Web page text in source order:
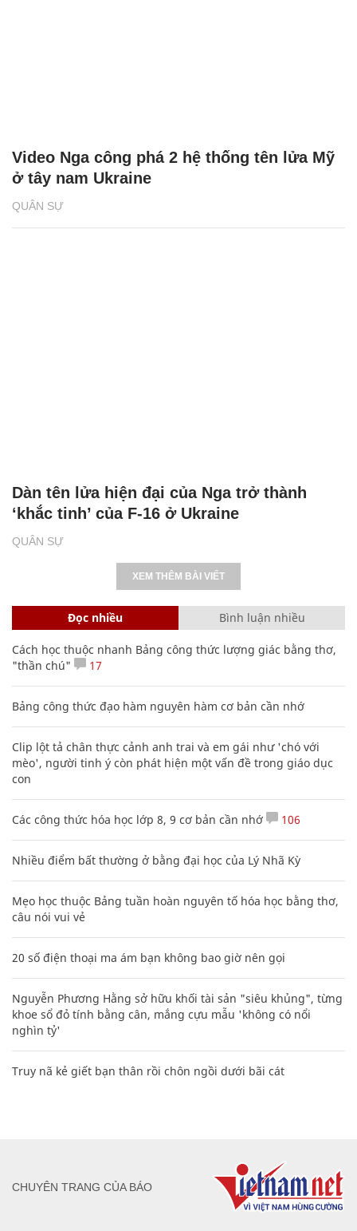
QUÂN SỰ
Video Nga công phá 2 hệ thống tên lửa Mỹ
ở tây nam Ukraine
QUÂN SỰ
Dàn tên lửa hiện đại của Nga trở thành
‘khắc tinh’ của F-16 ở Ukraine
XEM THÊM BÀI VIẾT
Đọc nhiều Bình luận nhiều
Cách học thuộc nhanh Bảng công thức lượng giác bằng thơ,
"thần chú"
17
Bảng công thức đạo hàm nguyên hàm cơ bản cần nhớ
Clip lột tả chân thực cảnh anh trai và em gái như 'chó với
mèo', người tinh ý còn phát hiện một vấn đề trong giáo dục
con
Các công thức hóa học lớp 8, 9 cơ bản cần nhớ 106
Nhiều điểm bất thường ở bằng đại học của Lý Nhã Kỳ
Mẹo học thuộc Bảng tuần hoàn nguyên tố hóa học bằng thơ,
câu nói vui vẻ
20 số điện thoại ma ám bạn không bao giờ nên gọi
Nguyễn Phương Hằng sở hữu khối tài sản "siêu khủng", từng
khoe sổ đỏ tính bằng cân, mắng cựu mẫu 'không có nổi
nghìn tỷ'
Truy nã kẻ giết bạn thân rồi chôn ngồi dưới bãi cát
CHUYÊN TRANG CỦA BÁO